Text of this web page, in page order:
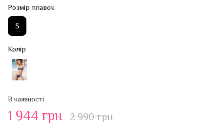
Розмір плавок
S
Колір
В наявності
1 944 грн 2 990 грн